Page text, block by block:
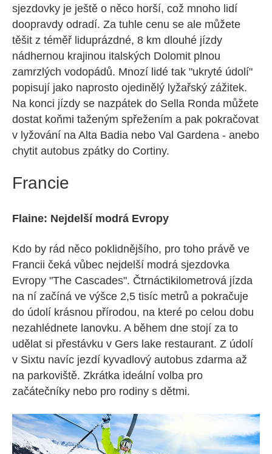
sjezdovky je ještě o něco horší, což mnoho lidí
doopravdy odradí. Za tuhle cenu se ale můžete
těšit z téměř liduprázdné, 8 km dlouhé jízdy
nádhernou krajinou italských Dolomit plnou
zamrzlých vodopádů. Mnozí lidé tak "ukryté údolí"
popisují jako naprosto ojedinělý lyžařský zážitek.
Na konci jízdy se nazpátek do Sella Ronda můžete
dostat koňmi taženým spřežením a pak pokračovat
v lyžování na Alta Badia nebo Val Gardena - anebo
chytit autobus zpátky do Cortiny.
Francie
Flaine: Nejdelší modrá Evropy
Kdo by rád něco poklidnějšího, pro toho právě ve
Francii čeká vůbec nejdelší modrá sjezdovka
Evropy "The Cascades". Čtrnáctikilometrová jízda
na ní začíná ve výšce 2,5 tisíc metrů a pokračuje
do údolí krásnou přírodou, na které po celou dobu
nezahlédnete lanovku. A během dne stojí za to
udělat si přestávku v Gers lake restaurant. Z údolí
v Sixtu navíc jezdí kyvadlový autobus zdarma až
na parkoviště. Zkrátka ideální volba pro
začátečníky nebo pro rodiny s dětmi.